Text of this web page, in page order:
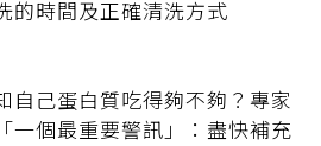
的時間及正確清洗方式
自己蛋白質吃得夠不夠？專家
一個最重要警訊」：盡快補充